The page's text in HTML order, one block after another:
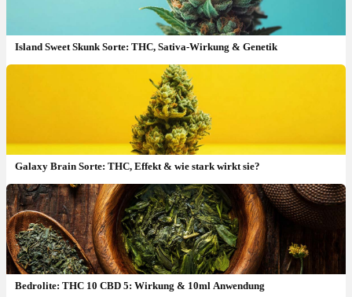
Island Sweet Skunk Sorte: THC, Sativa-Wirkung & Genetik
Galaxy Brain Sorte: THC, Effekt & wie stark wirkt sie?
Bedrolite: THC 10 CBD 5: Wirkung & 10ml Anwendung
CBD gegen Stress: Erfahrungen, Dosierung & wirklich wirksam?